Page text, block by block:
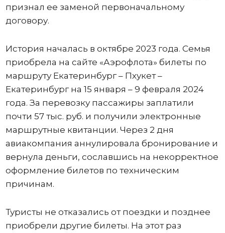
признал ее заменой первоначальному
договору.
История началась в октябре 2023 года. Семья
приобрела на сайте «Аэрофлота» билеты по
маршруту Екатеринбург – Пхукет –
Екатеринбург на 15 января – 9 февраля 2024
года. За перевозку пассажиры заплатили
почти 57 тыс. руб. и получили электронные
маршрутные квитанции. Через 2 дня
авиакомпания аннулировала бронирование и
вернула деньги, сославшись на некорректное
оформление билетов по техническим
причинам.
Туристы не отказались от поездки и позднее
приобрели другие билеты. На этот раз